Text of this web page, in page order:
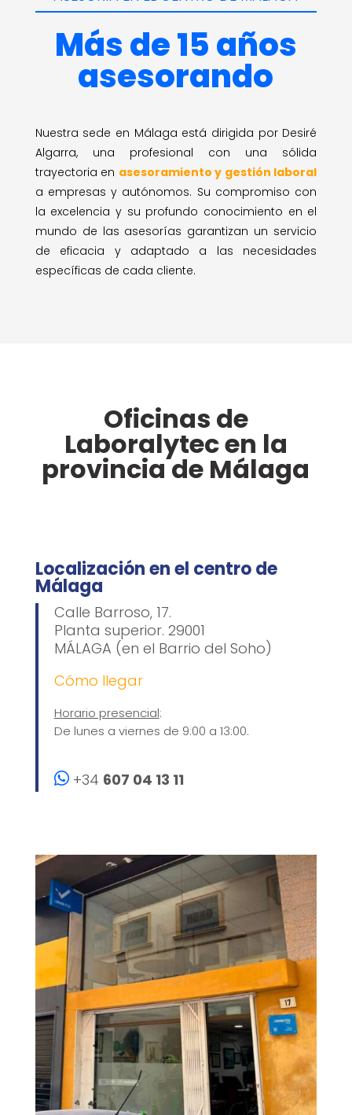
Más de 15 años
asesorando
Nuestra sede en Málaga está dirigida por Desiré
Algarra, una profesional con una sólida
trayectoria en asesoramiento y gestión laboral
a empresas y autónomos. Su compromiso con
la excelencia y su profundo conocimiento en el
mundo de las asesorías garantizan un servicio
de eficacia y adaptado a las necesidades
específicas de cada cliente.
Oficinas de
Laboralytec en la
provincia de Málaga
Localización en el centro de
Málaga
Calle Barroso, 17.
Planta superior. 29001
MÁLAGA (en el Barrio del Soho)
Cómo llegar
Horario presencial:
De lunes a viernes de 9:00 a 13:00.
+34 607 04 13 11